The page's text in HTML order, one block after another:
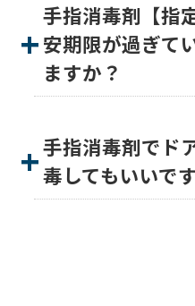
手指消毒剤【指
安期限が過ぎて
ますか？
手指消毒剤でド
毒してもいいで